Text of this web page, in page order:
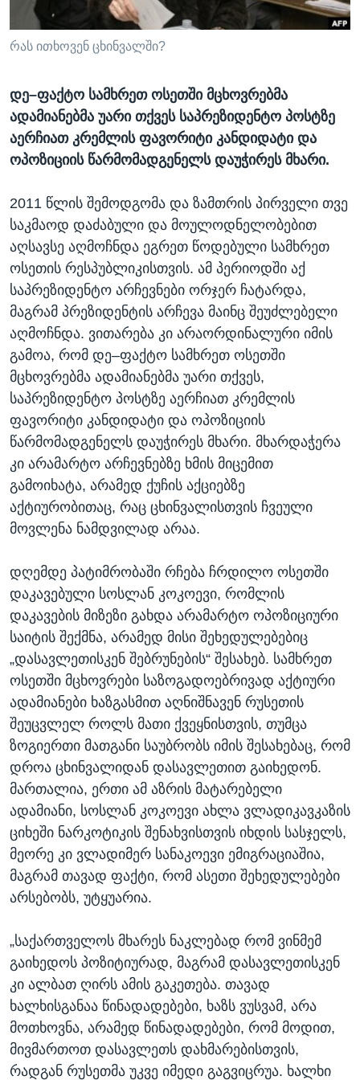
ᲡᲢᲣᲓᲘᲐ ᲕᲐᲨᲘᲜᲒᲢᲝᲜᲘ
ᲔᲙᲝᲜᲝᲛᲘᲙᲐ
ᲯᲐᲜᲛᲠᲗᲔᲚᲝᲑᲐ
ᲘᲜᲢᲔᲠᲕᲘᲣ
ᲙᲣᲚᲢᲣᲠᲐ
ᲒᲐᲚᲘᲚᲔᲝ
Learning English
ენები
რას ითხოვენ ცხინვალში?
დე–ფაქტო სამხრეთ ოსეთში მცხოვრებმა
ადამიანებმა უარი თქვეს საპრეზიდენტო პოსტზე
აერჩიათ კრემლის ფავორიტი კანდიდატი და
ოპოზიციის წარმომადგენელს დაუჭირეს მხარი.
2011 წლის შემოდგომა და ზამთრის პირველი თვე
საკმაოდ დაძაბული და მოულოდნელობებით
აღსავსე აღმოჩნდა ეგრეთ წოდებული სამხრეთ
ოსეთის რესპუბლიკისთვის. ამ პერიოდში აქ
საპრეზიდენტო არჩევნები ორჯერ ჩატარდა,
მაგრამ პრეზიდენტის არჩევა მაინც შეუძლებელი
აღმოჩნდა. ვითარება კი არაორდინალური იმის
გამოა, რომ დე–ფაქტო სამხრეთ ოსეთში
მცხოვრებმა ადამიანებმა უარი თქვეს,
საპრეზიდენტო პოსტზე აერჩიათ კრემლის
ფავორიტი კანდიდატი და ოპოზიციის
წარმომადგენელს დაუჭირეს მხარი. მხარდაჭერა
კი არამარტო არჩევნებზე ხმის მიცემით
გამოიხატა, არამედ ქუჩის აქციებზე
აქტიურობითაც, რაც ცხინვალისთვის ჩვეული
მოვლენა ნამდვილად არაა.
დღემდე პატიმრობაში რჩება ჩრდილო ოსეთში
დაკავებული სოსლან კოკოევი, რომლის
დაკავების მიზეზი გახდა არამარტო ოპოზიციური
საიტის შექმნა, არამედ მისი შეხედულებებიც
„დასავლეთისკენ შებრუნების“ შესახებ. სამხრეთ
ოსეთში მცხოვრები საზოგადოებრივად აქტიური
ადამიანები ხაზგასმით აღნიშნავენ რუსეთის
შეუცვლელ როლს მათი ქვეყნისთვის, თუმცა
ზოგიერთი მათგანი საუბრობს იმის შესახებაც, რომ
დროა ცხინვალიდან დასავლეთით გაიხედონ.
მართალია, ერთი ამ აზრის მატარებელი
ადამიანი, სოსლან კოკოევი ახლა ვლადიკავკაზის
ციხეში ნარკოტიკის შენახვისთვის იხდის სასჯელს,
მეორე კი ვლადიმერ სანაკოევი ემიგრაციაშია,
მაგრამ თავად ფაქტი, რომ ასეთი შეხედულებები
არსებობს, უტყუარია.
„საქართველოს მხარეს ნაკლებად რომ ვინმემ
გაიხედოს პოზიტიურად, მაგრამ დასავლეთისკენ
კი ალბათ ღირს ამის გაკეთება. თავად
ხალხისგანაა წინადადებები, ხაზს ვუსვამ, არა
მოთხოვნა, არამედ წინადადებები, რომ მოდით,
მივმართოთ დასავლეთს დახმარებისთვის,
რადგან რუსეთმა უკვე იმედი გაგვიცრუა. ხალხი